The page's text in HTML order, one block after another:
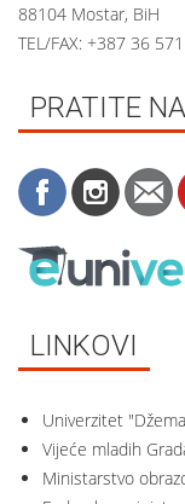
88104 Mostar, BiH
TEL/FAX: +387 36
PRATITE
LINKOVI
Univerzitet
Vijeće mladih
Ministarstvo